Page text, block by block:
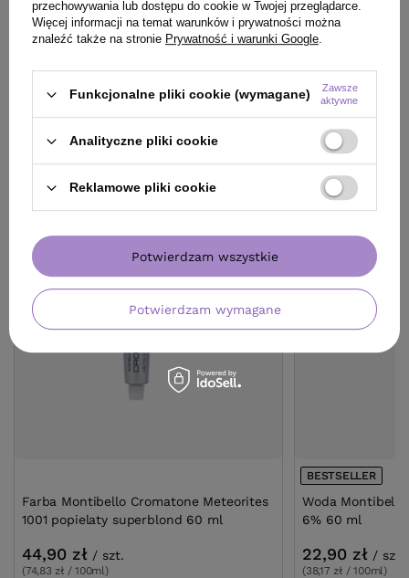
Zobacz zestaw
KLIENCI, KTÓRZY KUPILI TEN
PRODUKT KUPILI TAKŻE
Farba Montibello Cromatone Meteorites
1001 popielaty superblond 60 ml
44,90 zł / szt.
(74,83 zł / 100ml)
BESTSELLER
Woda Montibello
6% 60 ml
22,90 zł / szt.
(38,17 zł / 100ml)
przechowywania lub dostępu do cookie w Twojej przeglądarce.
Więcej informacji na temat warunków i prywatności można
znaleźć także na stronie Prywatność i warunki Google.
Funkcjonalne pliki cookie (wymagane)
Zawsze
aktywne
Analityczne pliki cookie
Reklamowe pliki cookie
Potwierdzam wymagane
Potwierdzam wszystkie